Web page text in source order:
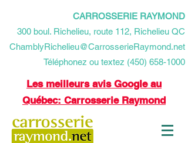
CARROSSERIE RAYMOND
​300 boul. Richelieu, route 112, Richelieu QC
ChamblyRichelieu@CarrosserieRaymond.net
Téléphonez ou textez (450) 658-1000
Les meilleurs avis Google au
Québec: Carrosserie Raymond